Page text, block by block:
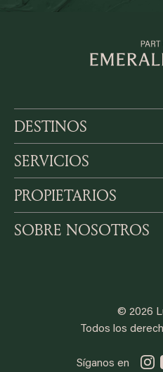
DESTINOS
SERVICIOS
PROPIETARIOS
SOBRE NOSOTROS
© 2026
Todos los
Síganos en